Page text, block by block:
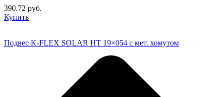
390.72 руб.
Купить
Подвес K-FLEX SOLAR HT 19×054 с мет. хомутом